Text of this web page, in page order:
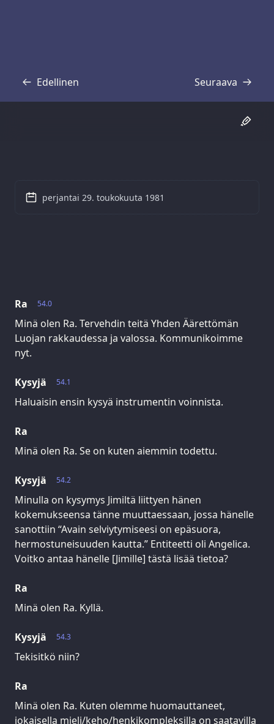
Edellinen
Transkriptio Seuraava
Transkriptio
54.0
Ra
Minä olen Ra. Tervehdin teitä Yhden Äärettömän
Luojan rakkaudessa ja valossa. Kommunikoimme
nyt.
54.1
Kysyjä
Haluaisin ensin kysyä instrumentin voinnista.
Ra
Minä olen Ra. Se on kuten aiemmin todettu.
54.2
Kysyjä
Minulla on kysymys Jimiltä liittyen hänen
kokemukseensa tänne muuttaessaan, jossa hänelle
sanottiin “Avain selviytymiseesi on epäsuora,
hermostuneisuuden kautta.” Entiteetti oli Angelica.
Voitko antaa hänelle [Jimille] tästä lisää tietoa?
Ra
Minä olen Ra. Kyllä.
54.3
Kysyjä
Tekisitkö niin?
Ra
Minä olen Ra. Kuten olemme huomauttaneet,
jokaisella mieli/keho/henkikompleksilla on saatavilla
perjantai 29. toukokuuta 1981